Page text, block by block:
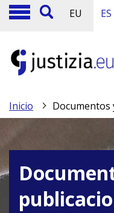
EU ES
Inicio Documentos